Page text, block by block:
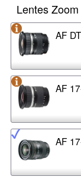
Lentes Zoom
AF
AF
AF